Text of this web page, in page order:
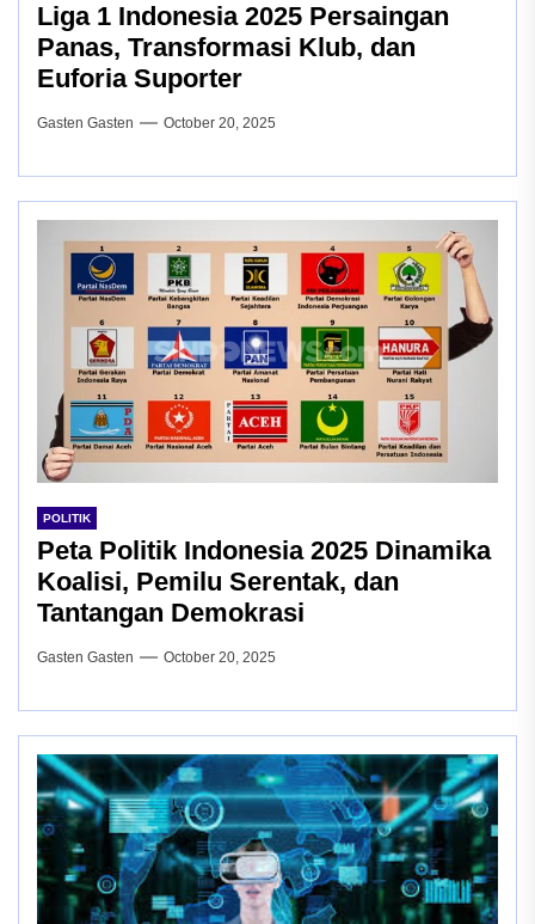
Liga 1 Indonesia 2025 Persaingan
Panas, Transformasi Klub, dan
Euforia Suporter
Gasten Gasten October 20, 2025
POLITIK
Peta Politik Indonesia 2025 Dinamika
Koalisi, Pemilu Serentak, dan
Tantangan Demokrasi
Gasten Gasten October 20, 2025